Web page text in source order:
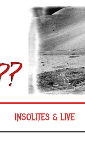
INSOLITES & LIVE